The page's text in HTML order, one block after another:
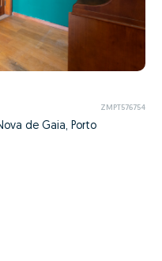
ZMPT576754
de Gaia, Porto